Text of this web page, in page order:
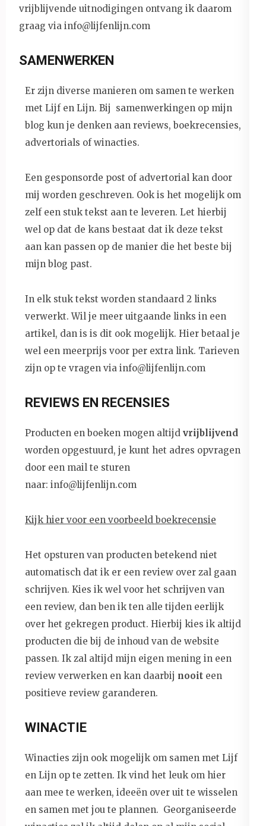
vrijblijvende uitnodigingen ontvang ik daarom
graag via info@lijfenlijn.com
SAMENWERKEN
Er zijn diverse manieren om samen te werken
met Lijf en Lijn. Bij samenwerkingen op mijn
blog kun je denken aan reviews, boekrecensies,
advertorials of winacties.
Een gesponsorde post of advertorial kan door
mij worden geschreven. Ook is het mogelijk om
zelf een stuk tekst aan te leveren. Let hierbij
wel op dat de kans bestaat dat ik deze tekst
aan kan passen op de manier die het beste bij
mijn blog past.
In elk stuk tekst worden standaard 2 links
verwerkt. Wil je meer uitgaande links in een
artikel, dan is is dit ook mogelijk. Hier betaal je
wel een meerprijs voor per extra link. Tarieven
zijn op te vragen via info@lijfenlijn.com
REVIEWS EN RECENSIES
Producten en boeken mogen altijd vrijblijvend
worden opgestuurd, je kunt het adres opvragen
door een mail te sturen
naar: info@lijfenlijn.com
Kijk hier voor een voorbeeld boekrecensie
Het opsturen van producten betekend niet
automatisch dat ik er een review over zal gaan
schrijven. Kies ik wel voor het schrijven van
een review, dan ben ik ten alle tijden eerlijk
over het gekregen product. Hierbij kies ik altijd
producten die bij de inhoud van de website
passen. Ik zal altijd mijn eigen mening in een
review verwerken en kan daarbij nooit een
positieve review garanderen.
WINACTIE
Winacties zijn ook mogelijk om samen met Lijf
en Lijn op te zetten. Ik vind het leuk om hier
aan mee te werken, ideeën over uit te wisselen
en samen met jou te plannen. Georganiseerde